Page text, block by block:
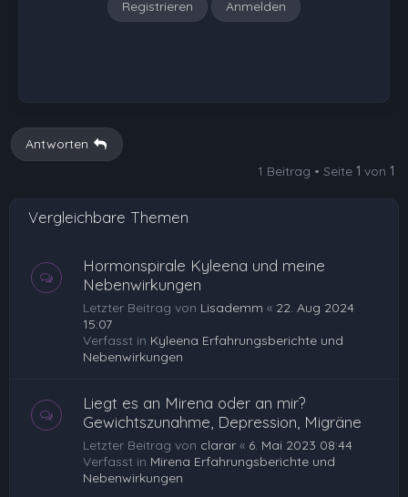
Registrieren Anmelden
Antworten
1 Beitrag • Seite 1 von 1
Vergleichbare Themen
Hormonspirale Kyleena und meine
Nebenwirkungen
Letzter Beitrag von Lisademm « 22. Aug 2024
15:07
Verfasst in Kyleena Erfahrungsberichte und
Nebenwirkungen
Liegt es an Mirena oder an mir?
Gewichtszunahme, Depression, Migräne
Letzter Beitrag von clarar « 6. Mai 2023 08:44
Verfasst in Mirena Erfahrungsberichte und
Nebenwirkungen